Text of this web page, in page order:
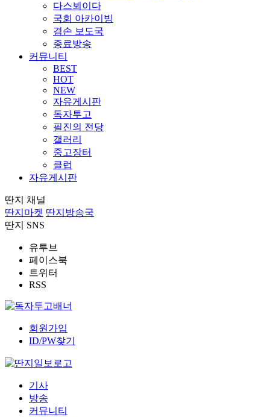
다스뵈이다
국회 아카이빙
겸손 보도국
종료방송
커뮤니티
BEST
HOT
NEW
자유게시판
독자투고
필진의 전당
갤러리
중고장터
클럽
자유게시판
딴지 채널
딴지마켓 딴지방송국
딴지 SNS
유투브
페이스북
트위터
RSS
회원가입
ID/PW찾기
기사
방송
커뮤니티